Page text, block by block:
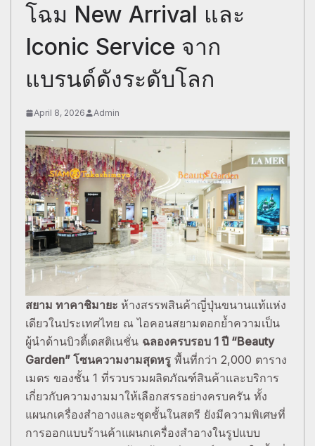
โฉม New Arrival และ
Iconic Service จาก
แบรนด์ดังระดับโลก
April 8, 2026 Admin
สยาม ทาคาชิมายะ ห้างสรรพสินค้าญี่ปุ่นขนานแท้แห่ง
เดียวในประเทศไทย ณ ไอคอนสยามตอกย้ำความเป็น
ผู้นำด้านบิวตี้เดสติเนชั่น ฉลองครบรอบ 1 ปี “Beauty
Garden” โซนความงามสุดหรู พื้นที่กว่า 2,000 ตาราง
เมตร ของชั้น 1 ที่รวบรวมผลิตภัณฑ์สินค้าและบริการ
เกี่ยวกับความงามมาให้เลือกสรรอย่างครบครัน ทั้ง
แผนกเครื่องสำอางและชุดชั้นในสตรี ยังมีความพิเศษที่
การออกแบบร้านค้าแผนกเครื่องสำอางในรูปแบบ